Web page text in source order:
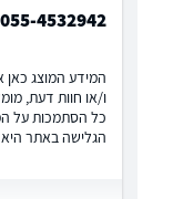
055-4532942
המידע המוצג כאן
ו/או חוות דעת,
כל הסתמכות על
הגלישה באתר